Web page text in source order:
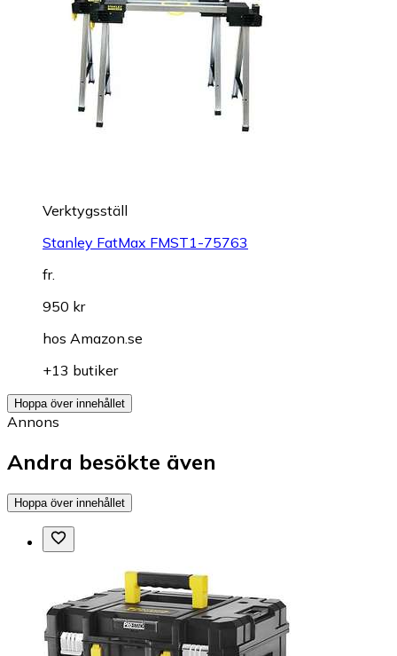
Verktygsställ
Stanley FatMax FMST1-75763
fr.
950 kr
hos Amazon.se
+13 butiker
Hoppa över innehållet
Annons
Andra besökte även
Hoppa över innehållet